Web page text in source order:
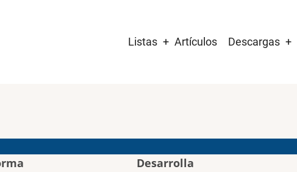
navigation
Listas Artículos Descargas
Desarrolla